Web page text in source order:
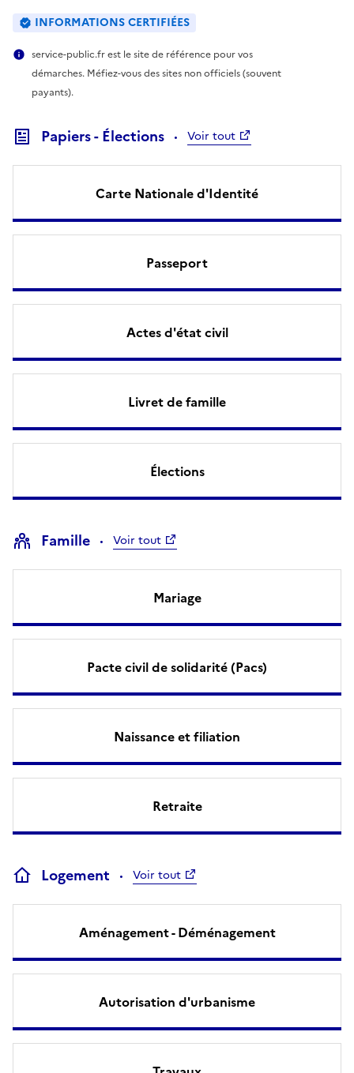
INFORMATIONS CERTIFIÉES
service-public.fr est le site de référence pour vos
démarches. Méfiez-vous des sites non officiels (souvent
payants).
Papiers - Élections Voir tout
Carte Nationale d'Identité
Passeport
Actes d'état civil
Livret de famille
Élections
Famille Voir tout
Mariage
Pacte civil de solidarité (Pacs)
Naissance et filiation
Retraite
Logement Voir tout
Aménagement - Déménagement
Autorisation d'urbanisme